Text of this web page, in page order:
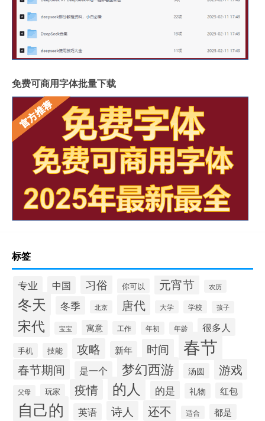
免费可商用字体批量下载
标签
专业 中国 习俗 你可以 元宵节 农历
冬天 冬季 北京 唐代 大学 学校 孩子
宋代 宝宝 寓意 工作 年初 年龄 很多人
手机 技能 攻略 新年 时间 春节
春节期间 是一个 梦幻西游 汤圆 游戏
父母 玩家 疫情 的人 的是 礼物 红包
自己的 英语 诗人 还不 适合 都是